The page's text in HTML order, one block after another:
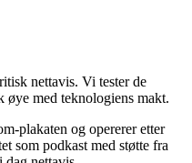
nettavis. Vi tester de
øye med teknologiens makt.
plakaten og opererer etter
som podkast med støtte fra